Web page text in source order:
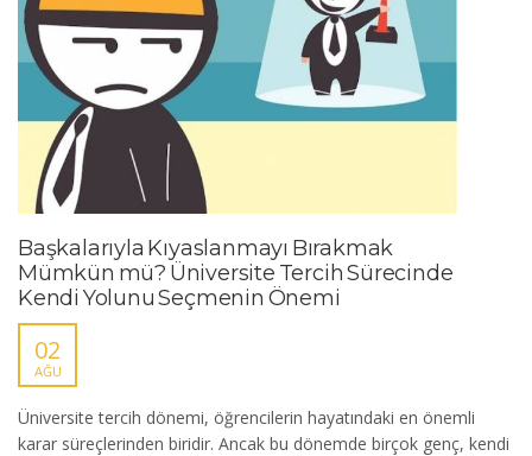
Başkalarıyla Kıyaslanmayı Bırakmak
Mümkün mü? Üniversite Tercih Sürecinde
Kendi Yolunu Seçmenin Önemi
02
AĞU
Üniversite tercih dönemi, öğrencilerin hayatındaki en önemli
karar süreçlerinden biridir. Ancak bu dönemde birçok genç, kendi